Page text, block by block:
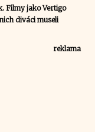
Filmy jako Vertigo
diváci museli
reklama